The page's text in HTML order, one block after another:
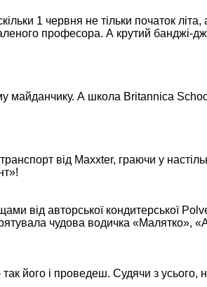
1 червня не тільки початок
професора. А крутий банджі-
майданчику. А школа Britannica
від Maxxter, граючи у
від авторської кондитерської
чудова водичка «Малятко»,
його і проведеш. Судячи з усього,